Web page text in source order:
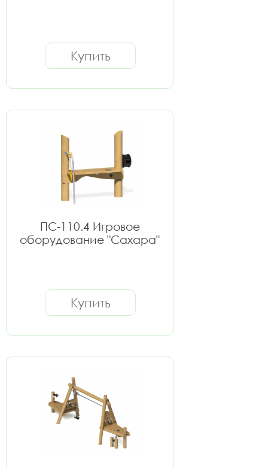
Купить
ПС-110.4 Игровое
оборудование "Сахара"
Купить